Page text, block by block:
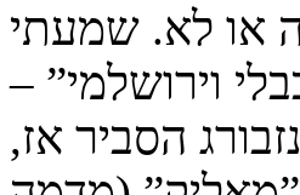
או לא. שמעתי
וירושלמי” –
הסביר אז,